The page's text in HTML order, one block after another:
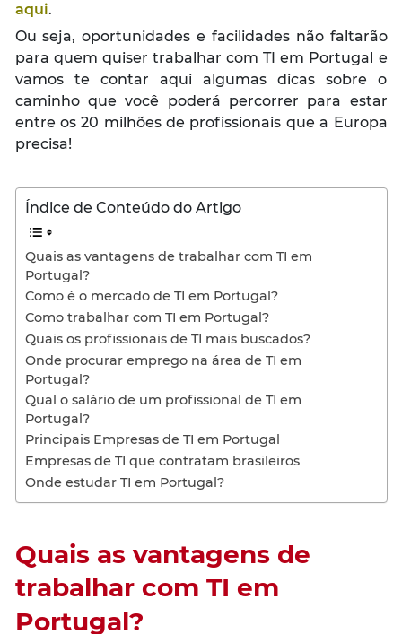
aqui.
Ou seja, oportunidades e facilidades não faltarão
para quem quiser trabalhar com TI em Portugal e
vamos te contar aqui algumas dicas sobre o
caminho que você poderá percorrer para estar
entre os 20 milhões de profissionais que a Europa
precisa!
Índice de Conteúdo do Artigo
Quais as vantagens de trabalhar com TI em
Portugal?
Como é o mercado de TI em Portugal?
Como trabalhar com TI em Portugal?
Quais os profissionais de TI mais buscados?
Onde procurar emprego na área de TI em
Portugal?
Qual o salário de um profissional de TI em
Portugal?
Principais Empresas de TI em Portugal
Empresas de TI que contratam brasileiros
Onde estudar TI em Portugal?
Quais as vantagens de
trabalhar com TI em
Portugal?